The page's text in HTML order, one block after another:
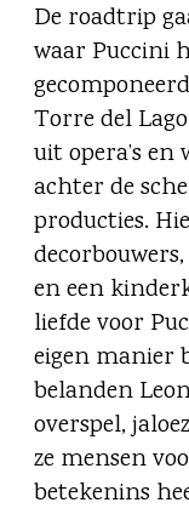
De roadtrip
waar Puccini
Torre del
uit opera’s
achter de
producties.
en een
liefde voor
eigen manier
belanden
overspel,
ze mensen
betekenins